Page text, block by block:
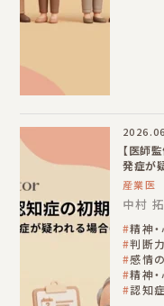
【医師
発症が
産業医
中村
精神
判断
感情
精神
認知症